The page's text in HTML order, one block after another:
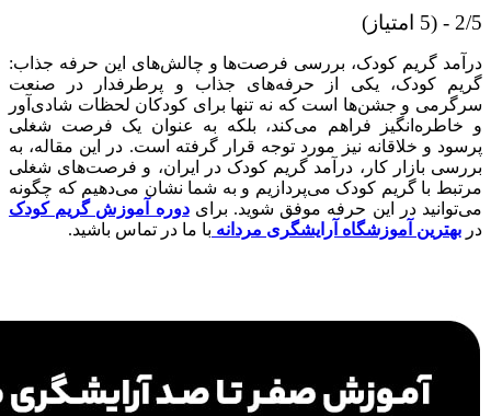
2/5 - (5 امتیاز)
درآمد گریم کودک، بررسی فرصت‌ها و چالش‌های این حرفه جذاب:
گریم کودک، یکی از حرفه‌های جذاب و پرطرفدار در صنعت
سرگرمی و جشن‌ها است که نه تنها برای کودکان لحظات شادی‌آور
و خاطره‌انگیز فراهم می‌کند، بلکه به عنوان یک فرصت شغلی
پرسود و خلاقانه نیز مورد توجه قرار گرفته است. در این مقاله، به
بررسی بازار کار، درآمد گریم کودک در ایران، و فرصت‌های شغلی
مرتبط با گریم کودک می‌پردازیم و به شما نشان می‌دهیم که چگونه
می‌توانید در این حرفه موفق شوید. برایدوره آموزش گریم کودک
در بهترین آموزشگاه آرایشگری مردانه با ما در تماس باشید.